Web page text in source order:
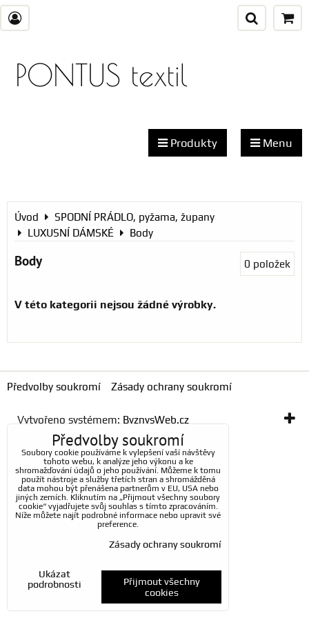
PONTUS textil
Produkty Menu
Úvod
SPODNÍ PRÁDLO, pyžama, župany
LUXUSNÍ DÁMSKÉ
Body
Body 0 položek
Předvolby soukromí Zásady ochrany soukromí
Vytvořeno systémem: ByznysWeb.cz
Předvolby soukromí
Soubory cookie používáme k vylepšení vaší návštěvy
tohoto webu, k analýze jeho výkonu a ke
shromažďování údajů o jeho používání. Můžeme k tomu
použít nástroje a služby třetích stran a shromážděná
data mohou být přenášena partnerům v EU, USA nebo
jiných zemích. Kliknutím na „Přijmout všechny soubory
cookie“ vyjadřujete svůj souhlas s tímto zpracováním.
Níže můžete najít podrobné informace nebo upravit své
preference.
Zásady ochrany soukromí
Ukázat
podrobnosti
Přijmout všechny
cookies